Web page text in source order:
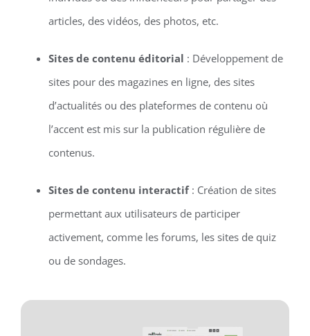
articles, des vidéos, des photos, etc.
Sites de contenu éditorial : Développement de
sites pour des magazines en ligne, des sites
d’actualités ou des plateformes de contenu où
l’accent est mis sur la publication régulière de
contenus.
Sites de contenu interactif: Création de sites
permettant aux utilisateurs de participer
activement, comme les forums, les sites de quiz
ou de sondages.